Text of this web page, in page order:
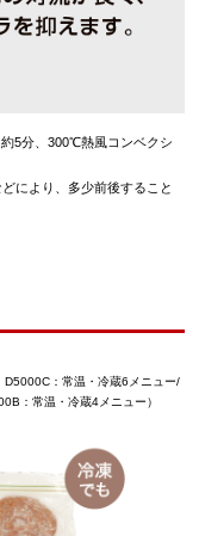
5分、300℃熱風コンベクシ
により、多少前後すること
D5000C：常温・冷蔵6メニュー/
：常温・冷蔵4メニュー）